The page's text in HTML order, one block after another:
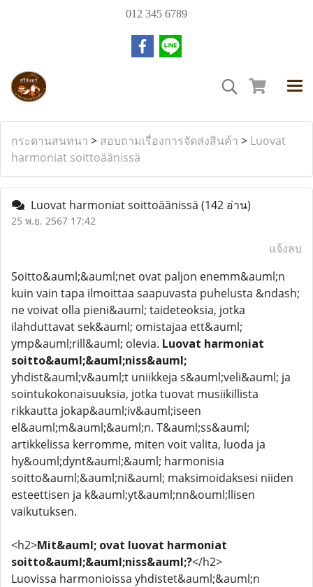
012 345 6789
กระดานสนทนา > สอบถามเรื่องการจัดส่งสินค้า > Luovat
harmoniat soittoäänissä
Luovat harmoniat soittoäänissä (142 อ่าน)
25 พ.ย. 2567 17:42
แจ้งลบ
Soitto&auml;&auml;net ovat paljon enemm&auml;n
kuin vain tapa ilmoittaa saapuvasta puhelusta &ndash;
ne voivat olla pieni&auml; taideteoksia, jotka
ilahduttavat sek&auml; omistajaa ett&auml;
ymp&auml;rill&auml; olevia. Luovat harmoniat
soitto&auml;&auml;niss&auml;
yhdist&auml;v&auml;t uniikkeja s&auml;veli&auml; ja
sointukokonaisuuksia, jotka tuovat musiikillista
rikkautta jokap&auml;iv&auml;iseen
el&auml;m&auml;&auml;n. T&auml;ss&auml;
artikkelissa kerromme, miten voit valita, luoda ja
hy&ouml;dynt&auml;&auml; harmonisia
soitto&auml;&auml;ni&auml; maksimoidaksesi niiden
esteettisen ja k&auml;yt&auml;nn&ouml;llisen
vaikutuksen.
<h2>Mit&auml; ovat luovat harmoniat
soitto&auml;&auml;niss&auml;?</h2>
Luovissa harmonioissa yhdistet&auml;&auml;n